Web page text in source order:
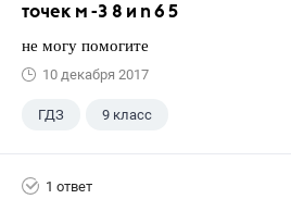
точек м -3 8 и n 6 5
не могу помогите
10 декабря 2017
ГДЗ 9 класс
1 ответ